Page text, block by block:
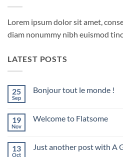
Lorem ipsum dolor sit amet,
diam nonummy nibh euismod
LATEST POSTS
25
Sep
Bonjour tout le monde !
Bonjour
19
Nov
Welcome to Flatsome
Welcome
13
Oct
Just another post with A